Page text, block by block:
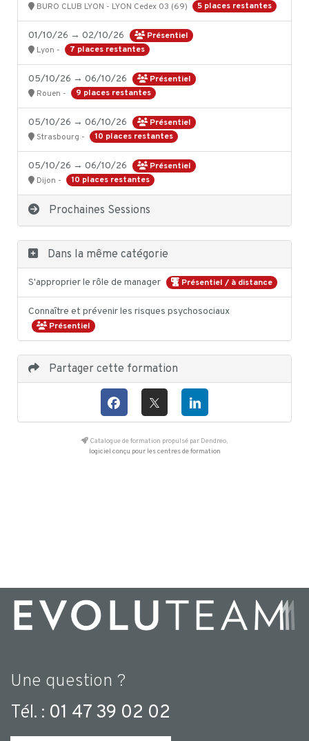
BURO CLUB LYON - LYON Cedex 03 (69)
5 places restantes
01/10/26 → 02/10/26
Présentiel
Lyon -
7 places restantes
05/10/26 → 06/10/26
Présentiel
Rouen -
9 places restantes
05/10/26 → 06/10/26
Présentiel
Strasbourg -
10 places restantes
05/10/26 → 06/10/26
Présentiel
Dijon -
10 places restantes
Prochaines Sessions
Dans la même catégorie
S'approprier le rôle de manager Présentiel / à distance
Connaître et prévenir les risques psychosociaux
Présentiel
Partager cette formation
Catalogue de formation propulsé par Dendreo,
logiciel conçu pour les centres de formation
Une question ?
Tél. : 01 47 39 02 02